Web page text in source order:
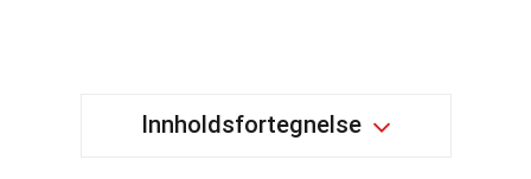
Innholdsfortegnelse